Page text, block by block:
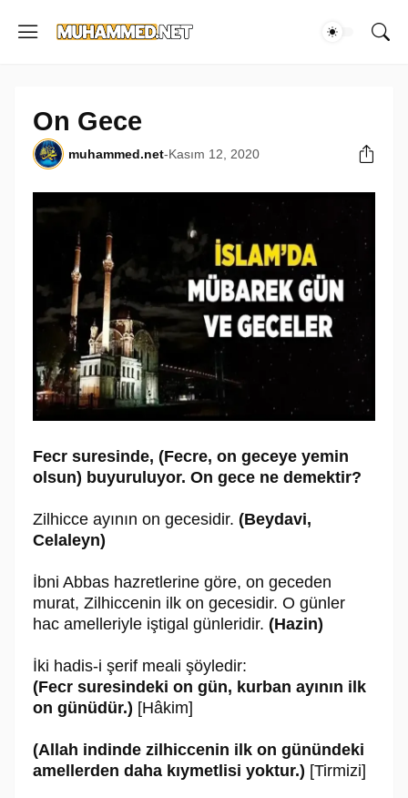
On Gece
muhammed.net-Kasım 12, 2020
Fecr suresinde, (Fecre, on geceye yemin
olsun) buyuruluyor. On gece ne demektir?
Zilhicce ayının on gecesidir. (Beydavi,
Celaleyn)
İbni Abbas hazretlerine göre, on geceden
murat, Zilhiccenin ilk on gecesidir. O günler
hac amelleriyle iştigal günleridir. (Hazin)
İki hadis-i şerif meali şöyledir:
(Fecr suresindeki on gün, kurban ayının ilk
on günüdür.) [Hâkim]
(Allah indinde zilhiccenin ilk on günündeki
amellerden daha kıymetlisi yoktur.) [Tirmizi]